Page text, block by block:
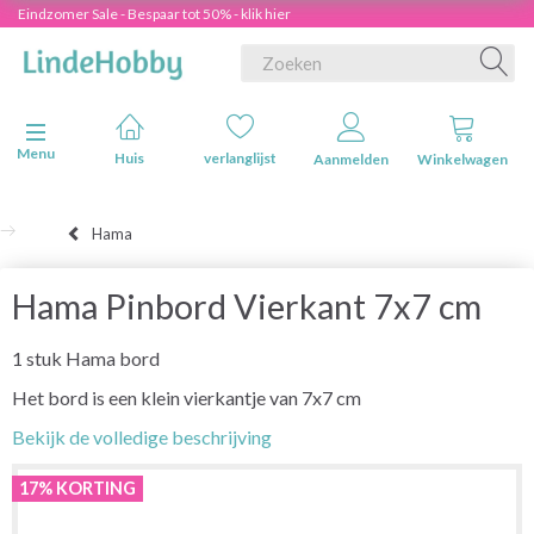
Eindzomer Sale - Bespaar tot 50% - klik hier
Navigatie in-/uitschakelen
Menu
Huis verlanglijst Aanmelden Winkelwagen
Hama
Hama Pinbord Vierkant 7x7 cm
1 stuk Hama bord
Het bord is een klein vierkantje van 7x7 cm
Bekijk de volledige beschrijving
17% KORTING